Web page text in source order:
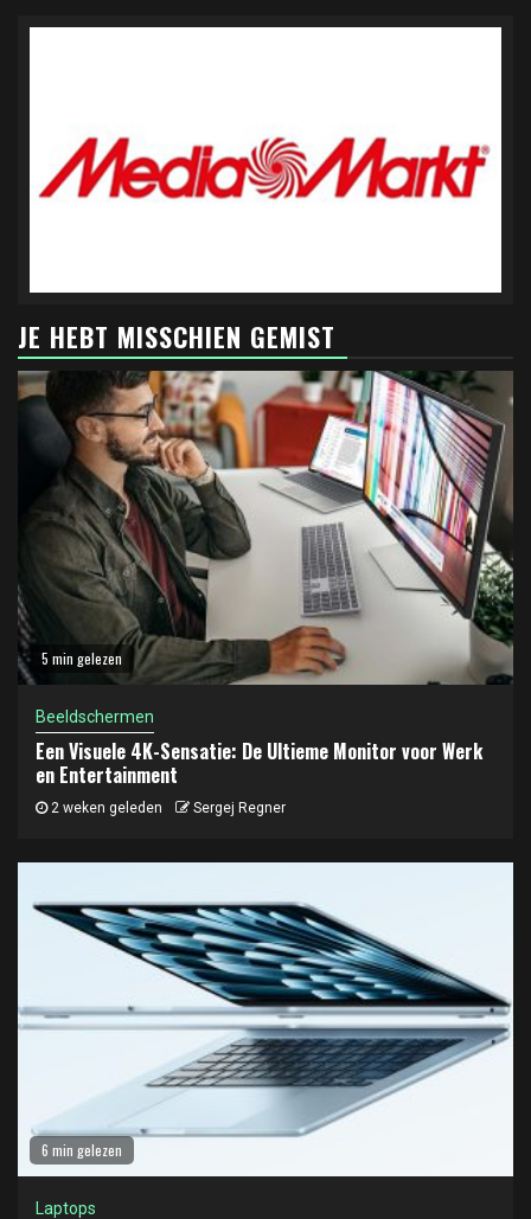
JE HEBT MISSCHIEN GEMIST
5 min gelezen
Beeldschermen
Een Visuele 4K-Sensatie: De Ultieme Monitor voor Werk
en Entertainment
2 weken geleden Sergej Regner
6 min gelezen
Laptops